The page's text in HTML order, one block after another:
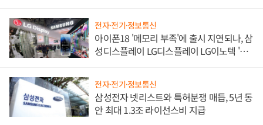
전자·전기·정보통신
아이폰18 '메모리 부족'에 출시 지연되나, 삼
성디스플레이 LG디스플레이 LG이노텍 '탈
전자·전기·정보통신
삼성전자 넷리스트와 특허분쟁 매듭, 5년 동
안 최대 1.3조 라이선스비 지급